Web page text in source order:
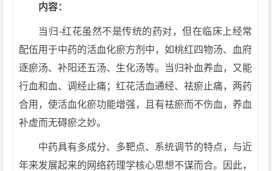
内容：
当归-红花虽然不是传统的药对，但在临床上经常
配伍用于中药的活血化瘀方剂中，如桃红四物汤、血府
逐瘀汤、补阳还五汤、生化汤等。当归补血养血，又能
行血和血、调经止痛；红花活血通经、祛瘀止痛，两药
合用，使活血化瘀功能增强，且有祛瘀而不伤血，养血
补虚而无碍瘀之妙。
中药具有多成分、多靶点、系统调节的特点，与近
年来发展起来的网络药理学核心思想不谋而合。因此，